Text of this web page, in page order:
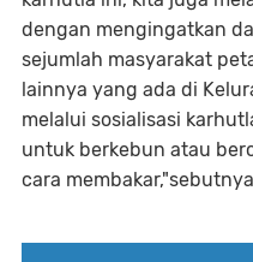
dengan mengingatkan
sejumlah masyarakat
lainnya yang ada di
melalui sosialisasi
untuk berkebun atau
cara